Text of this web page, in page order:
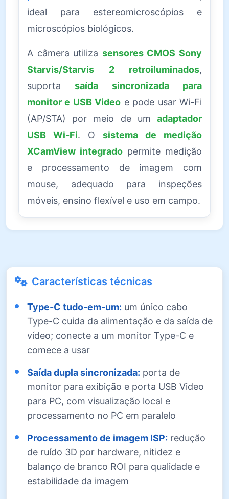
ideal para estereomicroscópios e
microscópios biológicos.
A câmera utiliza sensores CMOS Sony
Starvis/Starvis 2 retroiluminados,
suportasaída sincronizada para
monitor e USB Video e pode usar Wi-Fi
(AP/STA) por meio de um adaptador
USB Wi-Fi. O sistema de medição
XCamView integrado permite medição
e processamento de imagem com
mouse, adequado para inspeções
móveis, ensino flexível e uso em campo.
Características técnicas
Type-C tudo-em-um: um único cabo
Type-C cuida da alimentação e da saída de
vídeo; conecte a um monitor Type-C e
comece a usar
Saída dupla sincronizada: porta de
monitor para exibição e porta USB Video
para PC, com visualização local e
processamento no PC em paralelo
Processamento de imagem ISP: redução
de ruído 3D por hardware, nitidez e
balanço de branco ROI para qualidade e
estabilidade da imagem